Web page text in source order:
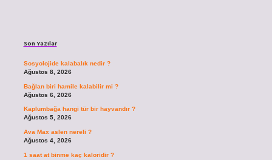
Son Yazılar
Sosyolojide kalabalık nedir ?
Ağustos 8, 2026
Bağlan biri hamile kalabilir mi ?
Ağustos 6, 2026
Kaplumbağa hangi tür bir hayvandır ?
Ağustos 5, 2026
Ava Max aslen nereli ?
Ağustos 4, 2026
1 saat at binme kaç kaloridir ?